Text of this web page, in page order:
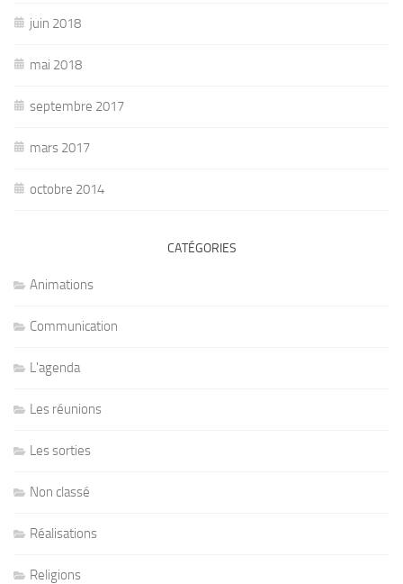
juin 2018
mai 2018
septembre 2017
mars 2017
octobre 2014
CATÉGORIES
Animations
Communication
L'agenda
Les réunions
Les sorties
Non classé
Réalisations
Religions